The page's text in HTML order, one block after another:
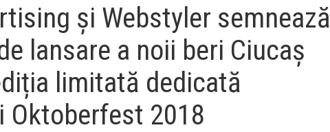
și Webstyler semnează
lansare a noii beri Ciucaș
limitată dedicată
Oktoberfest 2018